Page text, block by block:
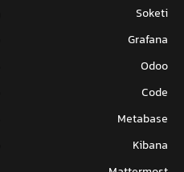
Soketi
Grafana
Odoo
Code
Metabase
Kibana